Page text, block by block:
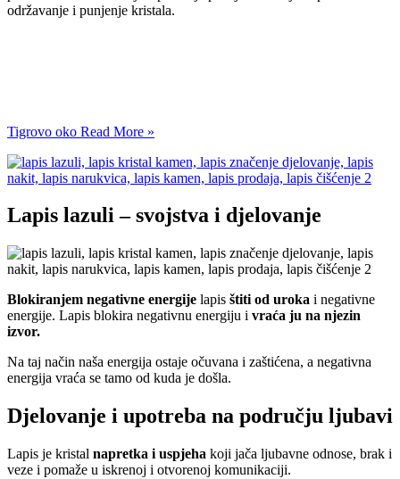
održavanje i punjenje kristala.
Tigrovo oko Read More »
Lapis lazuli – svojstva i djelovanje
Blokiranjem negativne energije lapis štiti od uroka i negativne
energije. Lapis blokira negativnu energiju i vraća ju na njezin
izvor.
Na taj način naša energija ostaje očuvana i zaštićena, a negativna
energija vraća se tamo od kuda je došla.
Djelovanje i upotreba na području ljubavi
Lapis je kristal napretka i uspjeha koji jača ljubavne odnose, brak i
veze i pomaže u iskrenoj i otvorenoj komunikaciji.